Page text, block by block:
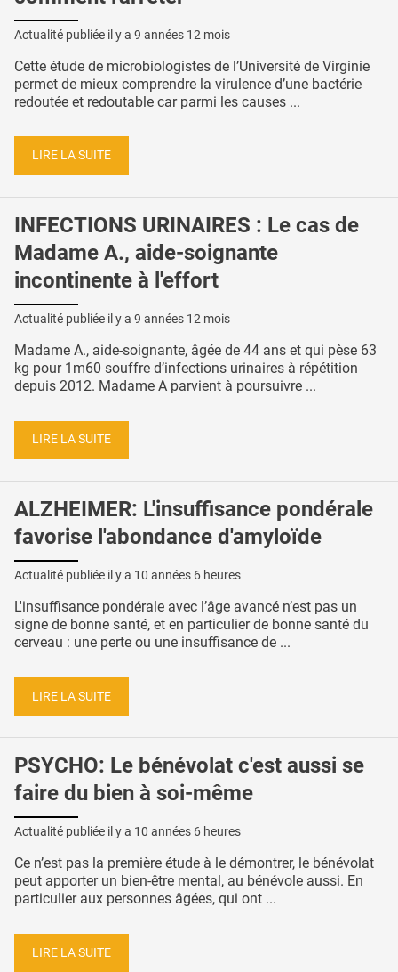
Actualité publiée il y a 9 années 12 mois
Cette étude de microbiologistes de l’Université de Virginie
permet de mieux comprendre la virulence d’une bactérie
redoutée et redoutable car parmi les causes ...
LIRE LA SUITE
INFECTIONS URINAIRES : Le cas de
Madame A., aide-soignante
incontinente à l'effort
Actualité publiée il y a 9 années 12 mois
Madame A., aide-soignante, âgée de 44 ans et qui pèse 63
kg pour 1m60 souffre d’infections urinaires à répétition
depuis 2012. Madame A parvient à poursuivre ...
LIRE LA SUITE
ALZHEIMER: L'insuffisance pondérale
favorise l'abondance d'amyloïde
Actualité publiée il y a 10 années 6 heures
L'insuffisance pondérale avec l’âge avancé n’est pas un
signe de bonne santé, et en particulier de bonne santé du
cerveau : une perte ou une insuffisance de ...
LIRE LA SUITE
PSYCHO: Le bénévolat c'est aussi se
faire du bien à soi-même
Actualité publiée il y a 10 années 6 heures
Ce n’est pas la première étude à le démontrer, le bénévolat
peut apporter un bien-être mental, au bénévole aussi. En
particulier aux personnes âgées, qui ont ...
LIRE LA SUITE